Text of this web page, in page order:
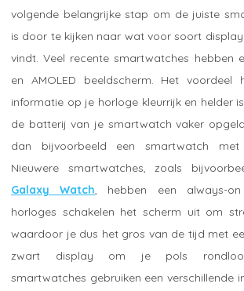
volgende belangrijke stap om de juiste
is door te kijken naar wat voor soort
vindt. Veel recente smartwatches hebben
en AMOLED beeldscherm. Het
informatie op je horloge kleurrijk en helder
de batterij van je smartwatch vaker
dan bijvoorbeeld een smartwatch met
Nieuwere smartwatches, zoals
Galaxy Watch, hebben een always-
horloges schakelen het scherm uit om
waardoor je dus het gros van de tijd met
zwart display om je pols
smartwatches gebruiken een verschillende